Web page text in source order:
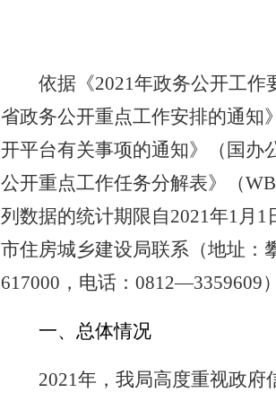
依据《2021年政务公开工作
省政务公开重点工作安排的通知
开平台有关事项的通知》（国办
公开重点工作任务分解表》（
列数据的统计期限自2021年1月 1
市住房城乡建设局联系（地址：
617000 ，电话：0812—3359609
一、总体情况
2021年，我局高度重视政府